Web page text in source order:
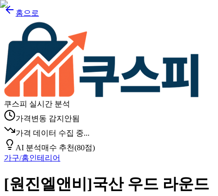
홈으로
쿠스피 실시간 분석
가격변동 감지안됨
가격 데이터 수집 중...
AI 분석매수 추천(80점)
가구/홈인테리어
[원진엘앤비]국산 우드 라운드